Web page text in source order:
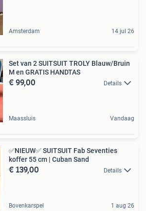
Amsterdam 14 jul 26
Set van 2 SUITSUIT TROLY Blauw/Bruin
M en GRATIS HANDTAS
€ 99,00 Details
Maassluis Vandaag
✅NIEUW✅ SUITSUIT Fab Seventies
koffer 55 cm | Cuban Sand
€ 139,00 Details
Bovenkarspel 1 aug 26